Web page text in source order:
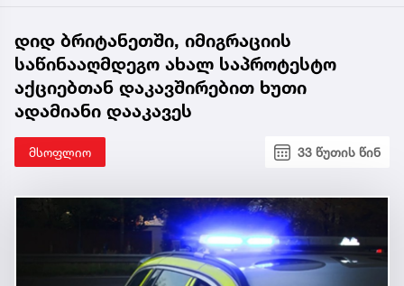
დიდ ბრიტანეთში, იმიგრაციის
საწინააღმდეგო ახალ საპროტესტო
აქციებთან დაკავშირებით ხუთი
ადამიანი დააკავეს
მსოფლიო 33 წუთის წინ